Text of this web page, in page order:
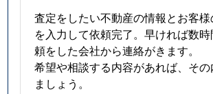
査定をしたい不動産の情報とお客
を入力して依頼完了。早ければ数
頼をした会社から連絡がきます。
希望や相談する内容があれば、その
ましょう。